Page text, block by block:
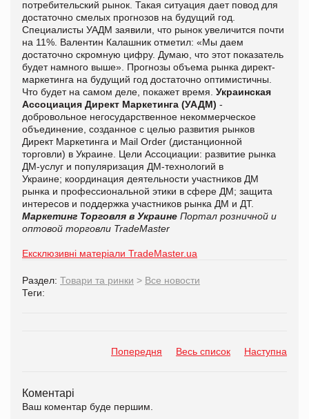
потребительский рынок. Такая ситуация дает повод для
достаточно смелых прогнозов на будущий год.
Специалисты УАДМ заявили, что рынок увеличится почти
на 11%. Валентин Калашник отметил: «Мы даем
достаточно скромную цифру. Думаю, что этот показатель
будет намного выше». Прогнозы объема рынка директ-
маркетинга на будущий год достаточно оптимистичны.
Что будет на самом деле, покажет время. Украинская
Ассоциация Директ Маркетинга (УАДМ) -
добровольное негосударственное некоммерческое
объединение, созданное с целью развития рынков
Директ Маркетинга и Mail Order (дистанционной
торговли) в Украине. Цели Ассоциации: развитие рынка
ДМ-услуг и популяризация ДМ-технологий в
Украине; координация деятельности участников ДМ
рынка и профессиональной этики в сфере ДМ; защита
интересов и поддержка участников рынка ДМ и ДТ.
Маркетинг Торговля в Украине Портал розничной и
оптовой торговли TradeMaster
Ексклюзивні матеріали TradeMaster.ua
Раздел: Товари та ринки > Все новости
Теги:
Попередня Весь список Наступна
Коментарі
Ваш коментар буде першим.